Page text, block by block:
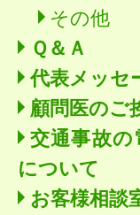
その他
Ｑ＆Ａ
代表メッセ
顧問医のご
交通事故
について
お客様相談